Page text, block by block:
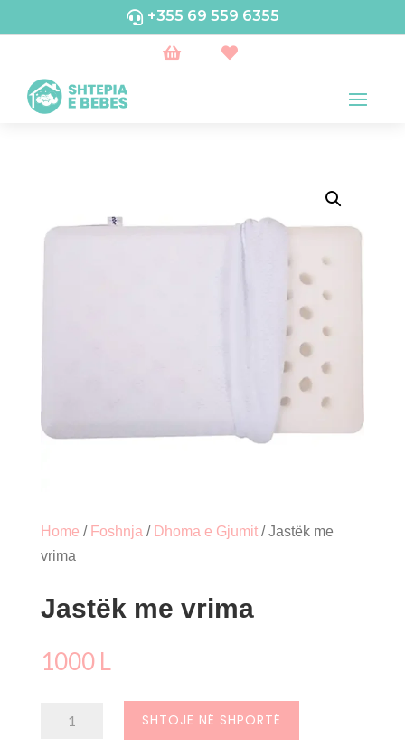
 +355 69 559 6355
 
Home / Foshnja / Dhoma e Gjumit/ Jastëk me
vrima
Jastëk me vrima
1000 L
SHTOJE NË SHPORTË